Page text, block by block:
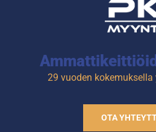
29 vuoden
OTA